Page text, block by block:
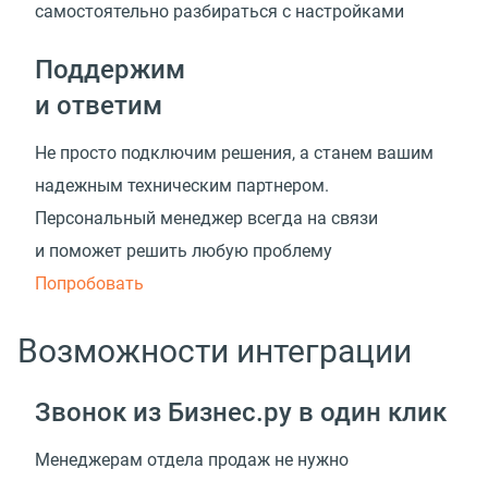
самостоятельно разбираться с настройками
Поддержим
и ответим
Не просто подключим решения, а станем вашим
надежным техническим партнером.
Персональный менеджер всегда на связи
и поможет решить любую проблему
Попробовать
Возможности интеграции
Звонок из Бизнес.ру в один клик
Менеджерам отдела продаж не нужно